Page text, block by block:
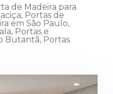
de Madeira para
, Portas de
em São Paulo,
, Portas e
Butantã, Portas